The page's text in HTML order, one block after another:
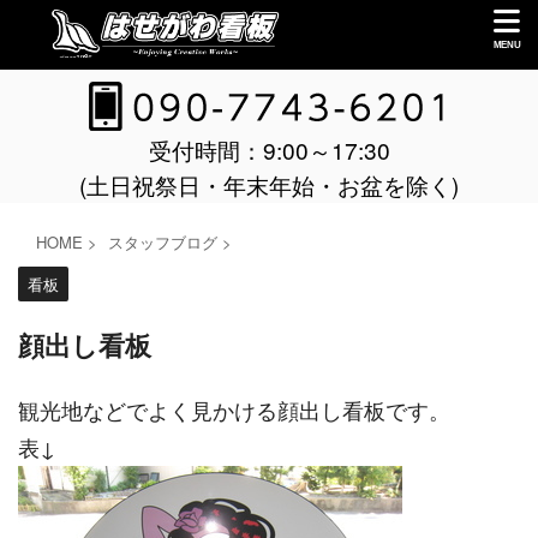
受付時間：9:00～17:30
(土日祝祭日・年末年始・お盆を除く)
HOME > スタッフブログ >
看板
顔出し看板
観光地などでよく見かける顔出し看板です。
表↓